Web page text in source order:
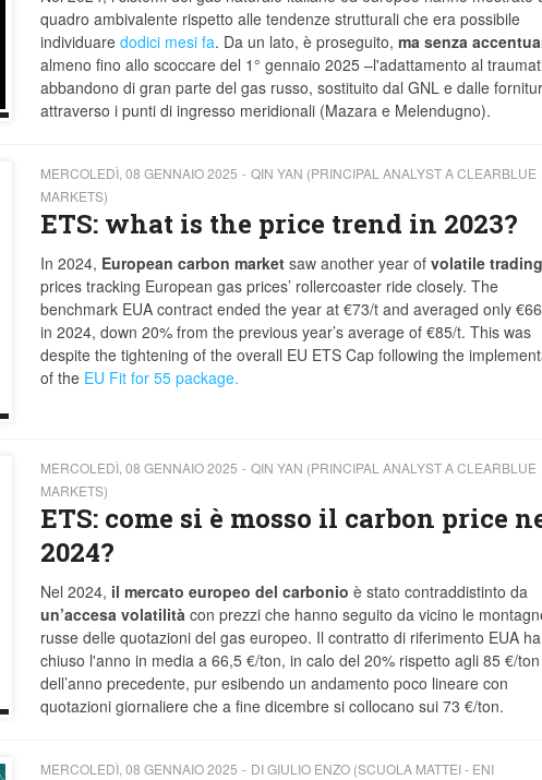
quadro ambivalente rispetto alle tendenze strutturali che era possibile
individuare dodici mesi fa. Da un lato, è proseguito, ma senza
almeno fino allo scoccare del 1° gennaio 2025 –l'adattamento al
abbandono di gran parte del gas russo, sostituito dal GNL e dalle
attraverso i punti di ingresso meridionali (Mazara e Melendugno).
MERCOLEDÌ, 08 GENNAIO 2025
QIN YAN (PRINCIPAL ANALYST A CLEARBLUE
MARKETS)
ETS: what is the price trend in 2023?
In 2024, European carbon marketsaw another year of volatile trading
prices tracking European gas prices’ rollercoaster ride closely. The
benchmark EUA contract ended the year at €73/t and averaged only
in 2024, down 20% from the previous year’s average of €85/t. This was
despite the tightening of the overall EU ETS Cap following the
of the EU Fit for 55 package.
MERCOLEDÌ, 08 GENNAIO 2025
QIN YAN (PRINCIPAL ANALYST A CLEARBLUE
MARKETS)
ETS: come si è mosso il carbon price
2024?
Nel 2024, il mercato europeo del carbonio è stato contraddistinto da
un’accesa volatilitàcon prezzi che hanno seguito da vicino le
russe delle quotazioni del gas europeo. Il contratto di riferimento EUA ha
chiuso l'anno in media a 66,5 €/ton, in calo del 20% rispetto agli 85 €/ton
dell’anno precedente, pur esibendo un andamento poco lineare con
quotazioni giornaliere che a fine dicembre si collocano sui 73 €/ton.
MERCOLEDÌ, 08 GENNAIO 2025
DI GIULIO ENZO (SCUOLA MATTEI - ENI